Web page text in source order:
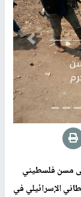
التالي
مسن فلسطيني
الإسرائيلي في